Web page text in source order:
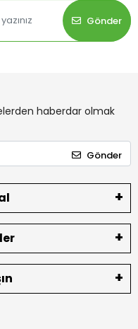
Gönder
haberdar olmak
Gönder